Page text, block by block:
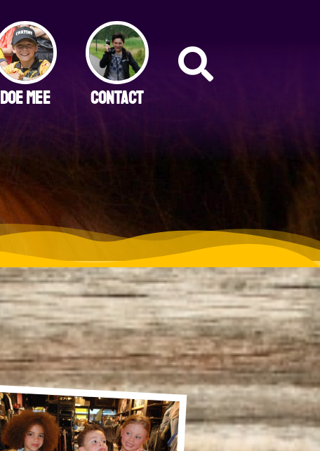
DOE MEE CONTACT